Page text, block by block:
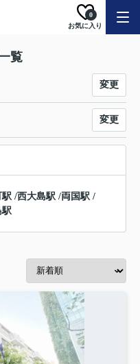
お気に入り
0
覧
変更
変更
駅 /西大島駅 /両国駅 /
駅